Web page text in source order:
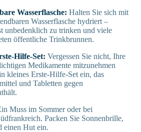
Wasserflasche: Halten Sie sich mit
Wasserflasche hydriert –
unbedenklich zu trinken und viele
öffentliche Trinkbrunnen.
Hilfe-Set: Vergessen Sie nicht, Ihre
Medikamente mitzunehmen
kleines Erste-Hilfe-Set ein, das
und Tabletten gegen
Muss im Sommer oder bei
Packen Sie Sonnenbrille,
einen Hut ein.